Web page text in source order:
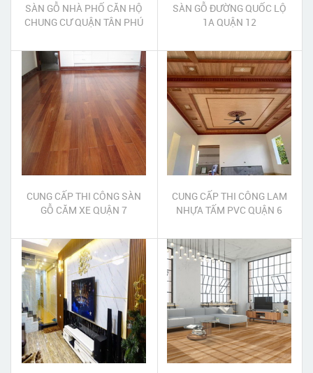
SÀN GỖ NHÀ PHỐ CĂN HỘ
CHUNG CƯ QUẬN TÂN PHÚ
SÀN GỖ ĐƯỜNG QUỐC LỘ
1A QUẬN 12
CUNG CẤP THI CÔNG SÀN
GỖ CĂM XE QUẬN 7
CUNG CẤP THI CÔNG LAM
NHỰA TẤM PVC QUẬN 6